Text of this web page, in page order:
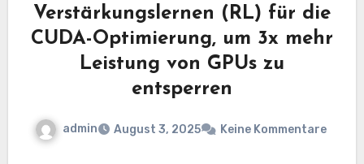
Verstärkungslernen (RL) für die
CUDA-Optimierung, um 3x mehr
Leistung von GPUs zu
entsperren
admin August 3, 2025 Keine Kommentare